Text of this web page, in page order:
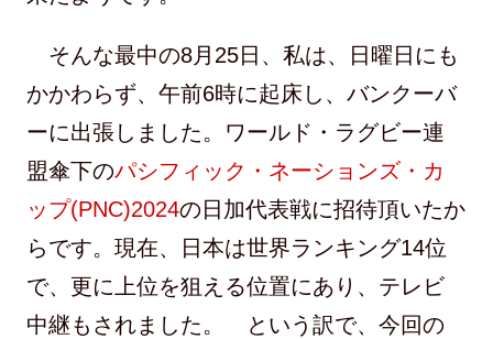
そんな最中の8月25日、私は、日曜日にも
かかわらず、午前6時に起床し、バンクーバ
ーに出張しました。ワールド・ラグビー連
盟傘下のパシフィック・ネーションズ・カ
ップ(PNC)2024の日加代表戦に招待頂いたか
らです。現在、日本は世界ランキング14位
で、更に上位を狙える位置にあり、テレビ
中継もされました。 という訳で、今回の